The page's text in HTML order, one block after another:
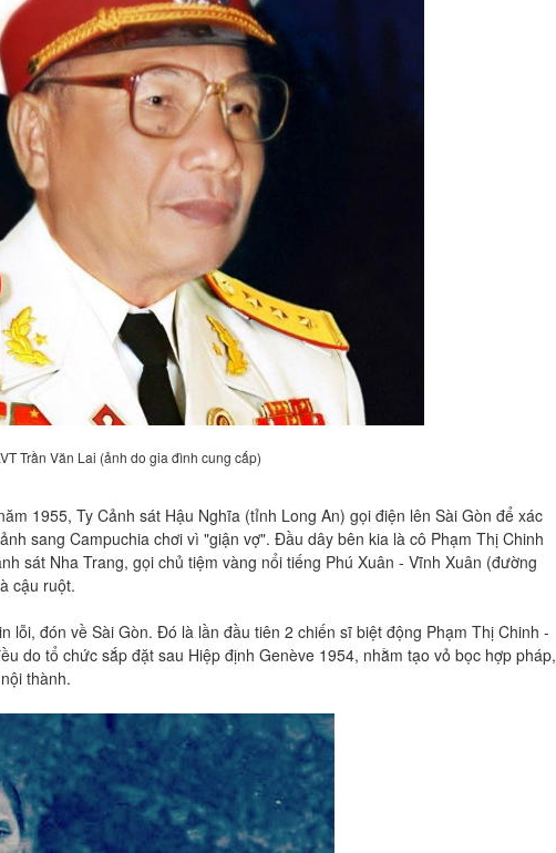
Trần Văn Lai (ảnh do gia đình cung cấp)
1955, Ty Cảnh sát Hậu Nghĩa (tỉnh Long An) gọi điện lên Sài Gòn để xác
sang Campuchia chơi vì "giận vợ". Đầu dây bên kia là cô Phạm Thị Chinh
sát Nha Trang, gọi chủ tiệm vàng nổi tiếng Phú Xuân - Vĩnh Xuân (đường
cậu ruột.
lỗi, đón về Sài Gòn. Đó là lần đầu tiên 2 chiến sĩ biệt động Phạm Thị Chinh -
do tổ chức sắp đặt sau Hiệp định Genève 1954, nhằm tạo vỏ bọc hợp pháp,
thành.